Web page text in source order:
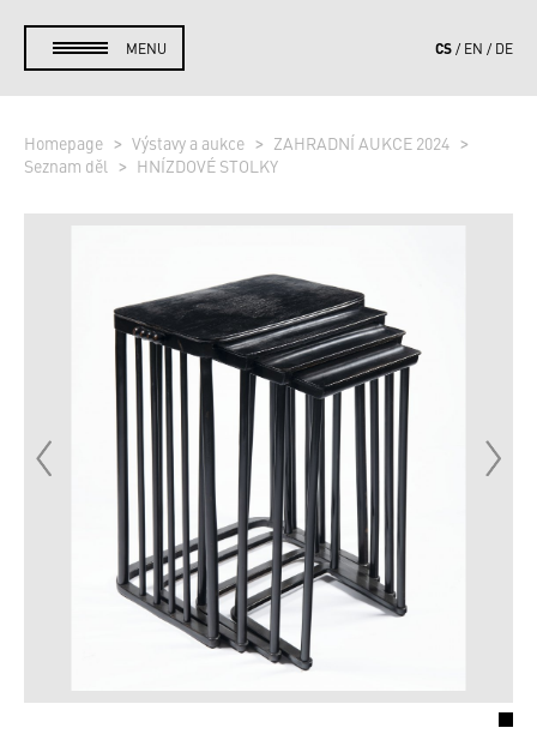
MENU CS EN DE
Homepage Výstavy a aukce
ZAHRADNÍ AUKCE 2024
Seznam děl
HNÍZDOVÉ STOLKY